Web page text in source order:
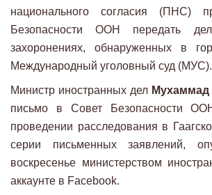
национального согласия (ПНС)
Безопасности ООН передать
захоронениях, обнаруженных в
Международный уголовный суд (МУС).
Министр иностранных дел Мухаммад
письмо в Совет Безопасности
проведении расследования в
серии письменных заявлений,
воскресенье министерством
аккаунте в Facebook.